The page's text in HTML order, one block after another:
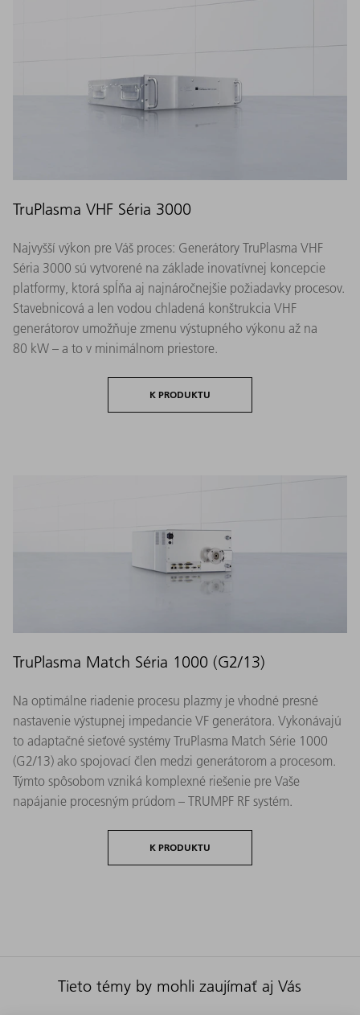
TruPlasma VHF Séria 3000
Najvyšší výkon pre Váš proces: Generátory TruPlasma VHF
Séria 3000 sú vytvorené na základe inovatívnej koncepcie
platformy, ktorá spĺňa aj najnáročnejšie požiadavky procesov.
Stavebnicová a len vodou chladená konštrukcia VHF
generátorov umožňuje zmenu výstupného výkonu až na
80 kW – a to v minimálnom priestore.
K PRODUKTU
TruPlasma Match Séria 1000 (G2/13)
Na optimálne riadenie procesu plazmy je vhodné presné
nastavenie výstupnej impedancie VF generátora. Vykonávajú
to adaptačné sieťové systémy TruPlasma Match Série 1000
(G2/13) ako spojovací člen medzi generátorom a procesom.
Týmto spôsobom vzniká komplexné riešenie pre Vaše
napájanie procesným prúdom – TRUMPF RF systém.
K PRODUKTU
Tieto témy by mohli zaujímať aj Vás